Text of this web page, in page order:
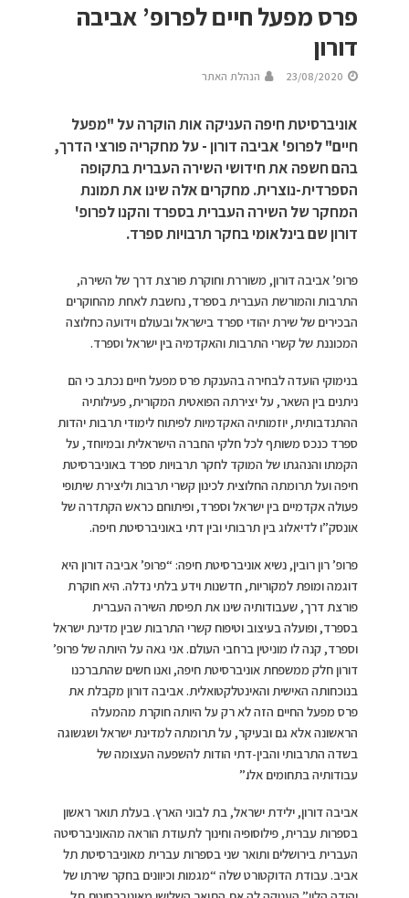
פרס מפעל חיים לפרופ’ אביבה
דורון
23/08/2020 הנהלת האתר
אוניברסיטת חיפה העניקה אות הוקרה על "מפעל
חיים" לפרופ' אביבה דורון - על מחקריה פורצי הדרך,
בהם חשפה את חידושי השירה העברית בתקופה
הספרדית-נוצרית. מחקרים אלה שינו את תמונת
המחקר של השירה העברית בספרד והקנו לפרופ'
דורון שם בינלאומי בחקר תרבויות ספרד.
פרופ’ אביבה דורון, משוררת וחוקרת פורצת דרך של השירה,
התרבות והמורשת העברית בספרד, נחשבת לאחת מהחוקרים
הבכירים של שירת יהודי ספרד בישראל ובעולם וידועה כחלוצה
המכוננת של קשרי התרבות והאקדמיה בין ישראל וספרד.
בנימוקי הועדה לבחירה בהענקת פרס מפעל חיים נכתב כי הם
ניתנים בין השאר, על יצירתה הפואטית המקורית, פעילותיה
ההתנדבותית, יוזמותיה האקדמיות לפיתוח לימודי תרבות יהדות
ספרד כנכס משותף לכל חלקי החברה הישראלית ובמיוחד, על
הקמתו והנהגתו של המוקד לחקר תרבויות ספרד באוניברסיטת
חיפה ועל תרומתה החלוצית לכינון קשרי תרבות וליצירת שיתופי
פעולה אקדמיים בין ישראל וספרד, ופיתוחם כראש הקתדרה של
אונסק”ו לדיאלוג בין תרבותי ובין דתי באוניברסיטת חיפה.
פרופ’ רון רובין, נשיא אוניברסיטת חיפה: “פרופ’ אביבה דורון היא
דוגמה ומופת למקוריות, חדשנות וידע בלתי נדלה. היא חוקרת
פורצת דרך, שעבודותיה שינו את תפיסת השירה העברית
בספרד, ופועלה בעיצוב וטיפוח קשרי התרבות שבין מדינת ישראל
וספרד, קנה לו מוניטין ברחבי העולם. אני גאה על היותה של פרופ’
דורון חלק ממשפחת אוניברסיטת חיפה, ואנו חשים שהתברכנו
בנוכחותה האישית והאינטלקטואלית. אביבה דורון מקבלת את
פרס מפעל החיים הזה לא רק על היותה חוקרת מהמעלה
הראשונה אלא גם ובעיקר, על תרומתה למדינת ישראל ושגשוגה
בשדה התרבותי והבין-דתי הודות להשפעה העצומה של
עבודותיה בתחומים אלו.”
אביבה דורון, ילידת ישראל, בת לבוני הארץ. בעלת תואר ראשון
בספרות עברית, פילוסופיה וחינוך לתעודת הוראה מהאוניברסיטה
העברית בירושלים ותואר שני בספרות עברית מאוניברסיטת תל
אביב. עבודת הדוקטורט שלה “מגמות וכיוונים בחקר שירתו של